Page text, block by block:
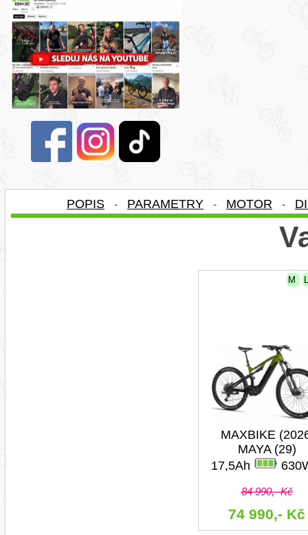
POPIS - PARAMETRY - MOTOR -
M
MAXBIKE
MAYA (29)
17,5Ah
84 990,- Kč
74 990,- Kč